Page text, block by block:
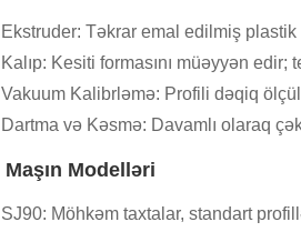
Ekstruder: Təkrar emal edilmiş plastik
Kalıp: Kesiti formasını müəyyən edir;
Vakuum Kalibrləmə: Profili dəqiq
Dartma və Kəsmə: Davamlı olaraq
Maşın Modelləri
SJ90: Möhkəm taxtalar, standart